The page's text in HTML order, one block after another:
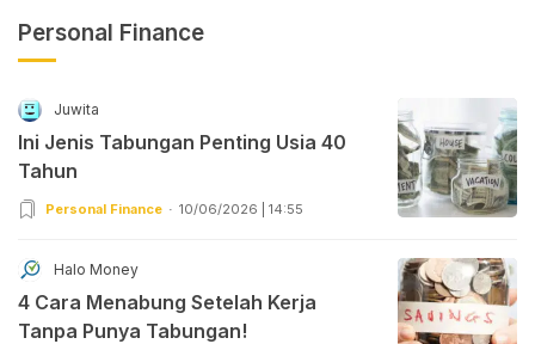
Personal Finance
Juwita
Ini Jenis Tabungan Penting Usia 40
Tahun
Personal Finance 10/06/2026 | 14:55
Halo Money
4 Cara Menabung Setelah Kerja
Tanpa Punya Tabungan!